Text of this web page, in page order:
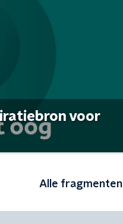
voor
Alle fragmenten